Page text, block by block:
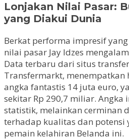
Lonjakan Nilai Pasar:
yang Diakui Dunia
Berkat performa impresif
nilai pasar Jay Idzes
Data terbaru dari situs
Transfermarkt, menempatkan
angka fantastis 14 juta euro,
sekitar Rp 290,7 miliar. Angka
statistik, melainkan cerminan
terhadap kualitas dan potensi
pemain kelahiran Belanda ini.